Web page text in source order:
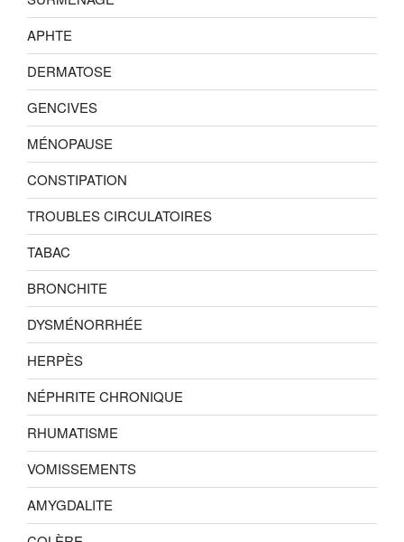
APHTE
DERMATOSE
GENCIVES
MÉNOPAUSE
CONSTIPATION
TROUBLES CIRCULATOIRES
TABAC
BRONCHITE
DYSMÉNORRHÉE
HERPÈS
NÉPHRITE CHRONIQUE
RHUMATISME
VOMISSEMENTS
AMYGDALITE